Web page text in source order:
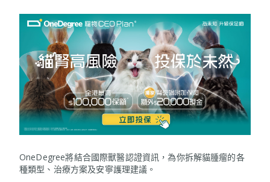
OneDegree將結合國際獸醫認證資訊，為你拆解貓腫瘤的各
種類型、治療方案及安寧護理建議。